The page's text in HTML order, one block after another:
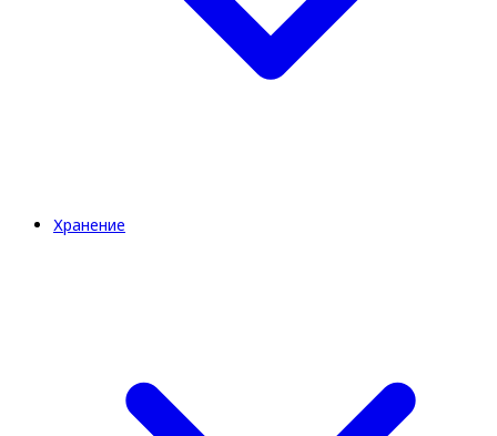
Хранение